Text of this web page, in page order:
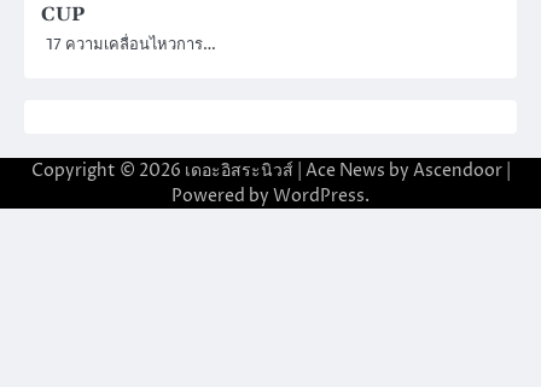
CUP
17 ความเคลื่อนไหวการ…
Copyright © 2026 เดอะอิสระนิวส์ | Ace News by Ascendoor|
Powered by WordPress.